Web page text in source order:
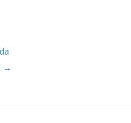
→